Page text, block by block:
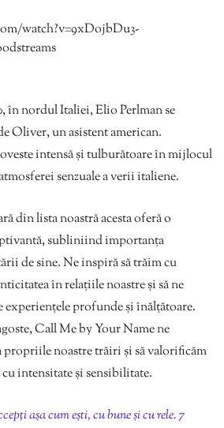
watch?v=9xDojbDu3-
în nordul Italiei, Elio Perlman se
Oliver, un asistent american.
intensă și tulburătoare în mijlocul
senzuale a verii italiene.
din lista noastră acesta oferă o
subliniind importanța
de sine. Ne inspiră să trăim cu
în relațiile noastre și să ne
profunde și înălțătoare.
Call Me by Your Name ne
propriile noastre trăiri și să valorificăm
intensitate și sensibilitate.
așa cum ești, cu bune și cu rele. 7